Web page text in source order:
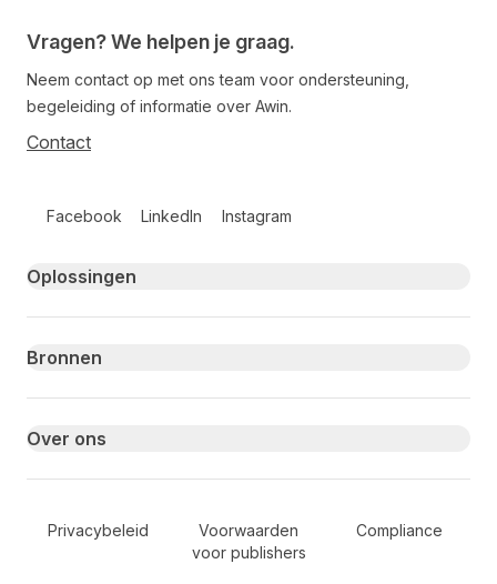
Vragen? We helpen je graag.
Neem contact op met ons team voor ondersteuning,
begeleiding of informatie over Awin.
Contact
Facebook LinkedIn Instagram
Primary footer navigation
Oplossingen
Bronnen
Over ons
Secondary Footer Navigation
Privacybeleid
Voorwaarden
voor publishers
Compliance